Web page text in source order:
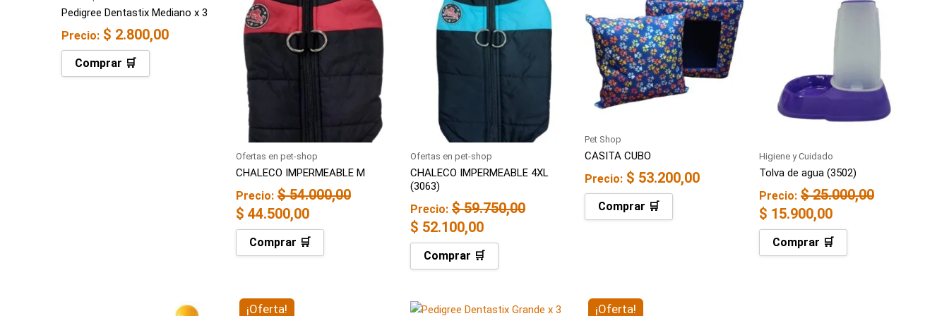
Pedigree Dentastix Mediano x 3
Precio: $ 2.800,00
Comprar 🛒
Ofertas en pet-shop
CHALECO IMPERMEABLE M
Precio: $54.000,00
original
era:
$ 54.000,00.
$ 44.500,00
actual
es:
$ 44.500,00.
Comprar 🛒
Ofertas en pet-shop
CHALECO IMPERMEABLE 4XL
(3063)
Precio: $59.750,00
original
$ 59.750,00.
$ 52.100,00
actual
es:
$ 52.100,00.
Comprar 🛒
Pet Shop
CASITA CUBO
Precio: $ 53.200,00
Comprar 🛒
Higiene y Cuidado
Tolva de agua (3502)
Precio: $25.000,00
$ 25.000,00.
$ 15.900,00
actual
es:
$ 15.900,00.
Comprar 🛒
¡Oferta! ¡Oferta!